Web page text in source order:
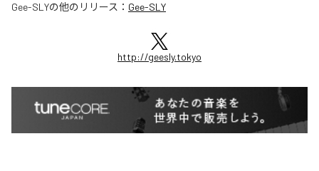
Gee-SLYの他のリリース： Gee-SLY
http://geesly.tokyo